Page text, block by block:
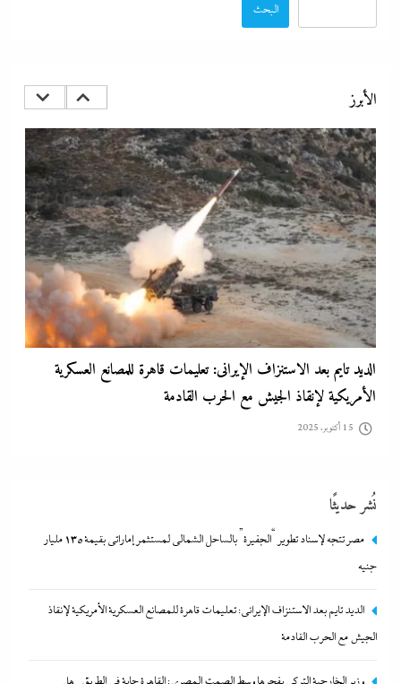
البحث
الأبرز15 أكتوبر، 2025
الديد تايم بعد الاستنزاف الإيرانى: تعليمات قاهرة للمصانع العسكرية
الأمريكية لإنقاذ الجيش مع الحرب القادمة
15 أكتوبر، 2025
نُشر حديثًا
مصر تتجه لإسناد تطوير “الجفيرة” بالساحل الشمالي لمستثمر إماراتي بقيمة 135 مليار
جنيه
الديد تايم بعد الاستنزاف الإيرانى: تعليمات قاهرة للمصانع العسكرية الأمريكية لإنقاذ
الجيش مع الحرب القادمة